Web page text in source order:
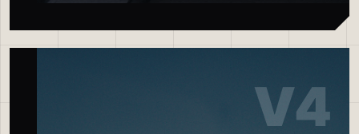
V4